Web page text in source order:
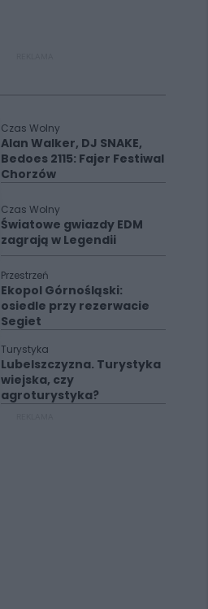
Czas Wolny
Alan Walker, DJ SNAKE,
Bedoes 2115: Fajer Festiwal
Chorzów
Czas Wolny
Światowe gwiazdy EDM
zagrają w Legendii
Przestrzeń
Ekopol Górnośląski:
osiedle przy rezerwacie
Segiet
Turystyka
Lubelszczyzna. Turystyka
wiejska, czy
agroturystyka?